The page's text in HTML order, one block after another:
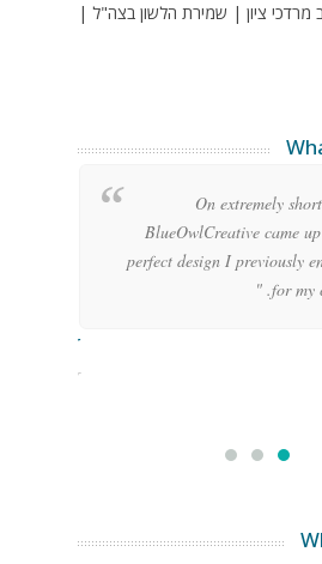
ציון | שמירת הלשון בצה"ל |
"On extremely
BlueOwlCreative came
perfect design I previously
for my
Stoner
Manager